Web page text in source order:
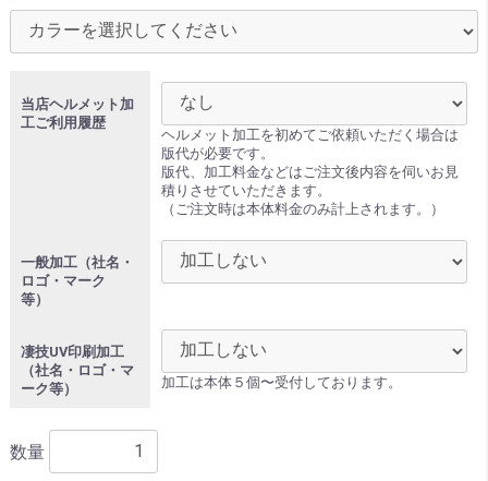
当店ヘルメット加
工ご利用履歴
ヘルメット加工を初めてご依頼いただく場合は
版代が必要です。
版代、加工料金などはご注文後内容を伺いお見
積りさせていただきます。
（ご注文時は本体料金のみ計上されます。）
一般加工（社名・
ロゴ・マーク
等）
凄技UV印刷加工
（社名・ロゴ・マ
ーク等）
加工は本体５個〜受付しております。
数量